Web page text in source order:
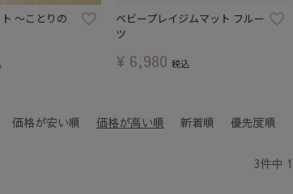
～ことりの
ベビープレイジムマット フルー
ツ
¥ 6,980 税込
価格が安い順 価格が高い順 新着順 優先度順
3件中 1